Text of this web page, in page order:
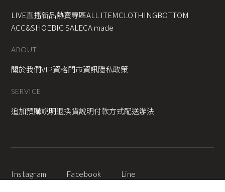
LIVE直播新品熱賣專區ALL ITEMCLOTHINGBOTTOM
ACC&SHOEBIG SALECA made
ABOUT
關於我們VIP資格門市資訊隱私政策
SERVICE
追加預購說明退換貨說明付款方式配送辦法
Instagram Facebook Line